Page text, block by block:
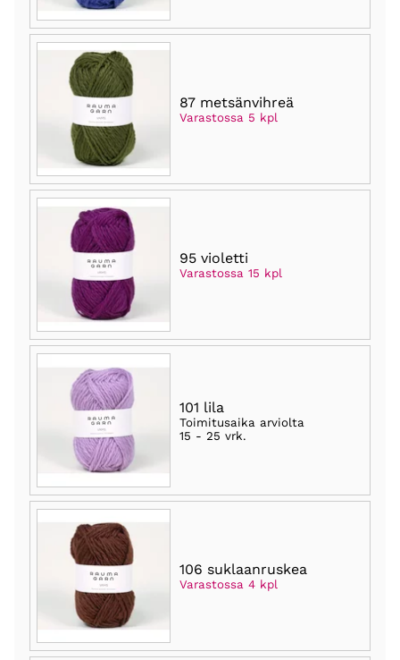
87 metsänvihreä
Varastossa 5 kpl
95 violetti
Varastossa 15 kpl
101 lila
Toimitusaika arviolta
15 - 25 vrk.
106 suklaanruskea
Varastossa 4 kpl